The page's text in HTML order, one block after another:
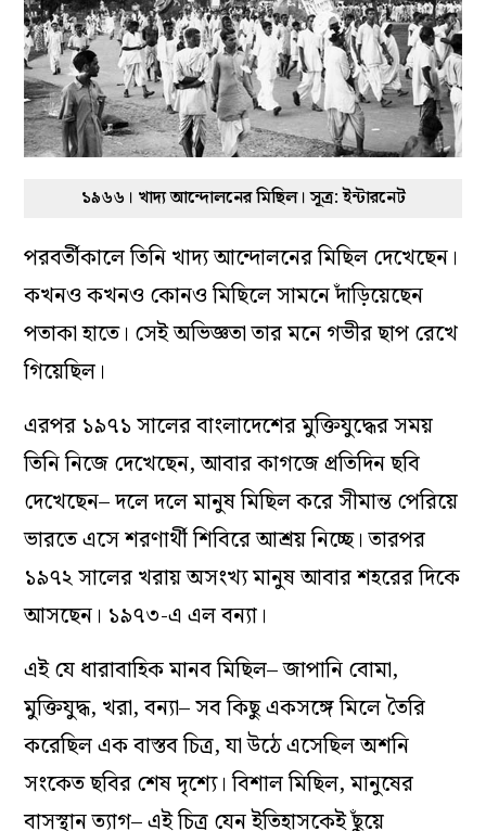
১৯৬৬। খাদ্য আন্দোলনের মিছিল। সূত্র: ইন্টারনেট
পরবর্তীকালে তিনি খাদ্য আন্দোলনের মিছিল দেখেছেন।
কখনও কখনও কোনও মিছিলে সামনে দাঁড়িয়েছেন
পতাকা হাতে। সেই অভিজ্ঞতা তার মনে গভীর ছাপ রেখে
গিয়েছিল।
এরপর ১৯৭১ সালের বাংলাদেশের মুক্তিযুদ্ধের সময়
তিনি নিজে দেখেছেন, আবার কাগজে প্রতিদিন ছবি
দেখেছেন– দলে দলে মানুষ মিছিল করে সীমান্ত পেরিয়ে
ভারতে এসে শরণার্থী শিবিরে আশ্রয় নিচ্ছে। তারপর
১৯৭২ সালের খরায় অসংখ্য মানুষ আবার শহরের দিকে
আসছেন। ১৯৭৩-এ এল বন্যা।
এই যে ধারাবাহিক মানব মিছিল– জাপানি বোমা,
মুক্তিযুদ্ধ, খরা, বন্যা– সব কিছু একসঙ্গে মিলে তৈরি
করেছিল এক বাস্তব চিত্র, যা উঠে এসেছিল অশনি
সংকেত ছবির শেষ দৃশ্যে। বিশাল মিছিল, মানুষের
বাসস্থান ত্যাগ– এই চিত্র যেন ইতিহাসকেই ছুঁয়ে